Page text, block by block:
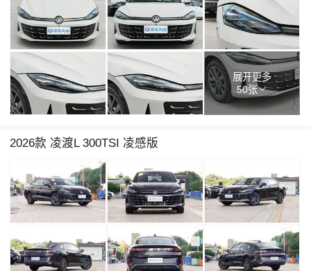
展开更多
50张
2026款 凌渡L 300TSI 凌感版